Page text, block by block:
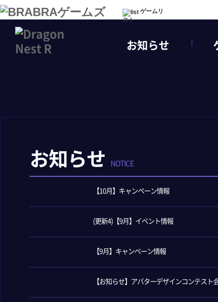
ゲームリ
スト
お知らせ
お知らせ NOTICE
【10月】キャンペーン情報
(更新4)【9月】イベント情報
【9月】キャンペーン情報
【お知らせ】アバターデザインコンテスト